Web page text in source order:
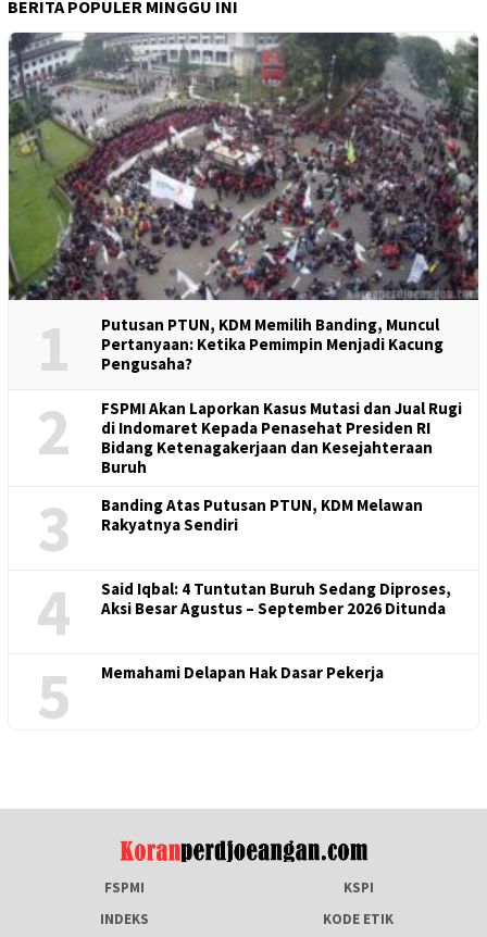
BERITA POPULER MINGGU INI
1
Putusan PTUN, KDM Memilih Banding, Muncul
Pertanyaan: Ketika Pemimpin Menjadi Kacung
Pengusaha?
2
FSPMI Akan Laporkan Kasus Mutasi dan Jual Rugi
di Indomaret Kepada Penasehat Presiden RI
Bidang Ketenagakerjaan dan Kesejahteraan
Buruh
3
Banding Atas Putusan PTUN, KDM Melawan
Rakyatnya Sendiri
4
Said Iqbal: 4 Tuntutan Buruh Sedang Diproses,
Aksi Besar Agustus – September 2026 Ditunda
5 Memahami Delapan Hak Dasar Pekerja
FSPMI
KSPI
INDEKS
KODE ETIK